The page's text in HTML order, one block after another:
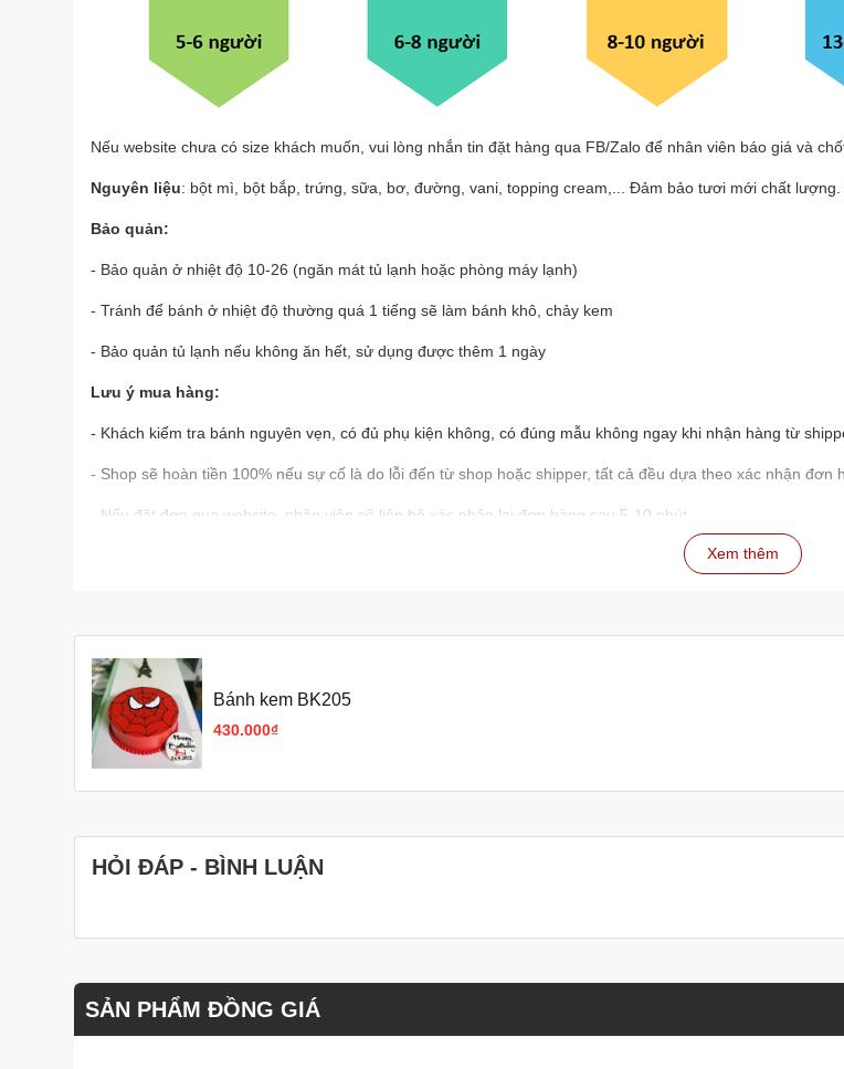
Nếu website chưa có size khách muốn, vui lòng nhắn tin đặt hàng qua FB/Zalo để nhân viên báo giá và
Nguyên liệu: bột mì, bột bắp, trứng, sữa, bơ, đường, vani, topping cream,... Đảm bảo tươi mới chất
Bảo quản:
- Bảo quản ở nhiệt độ 10-26 (ngăn mát tủ lạnh hoặc phòng máy lạnh)
- Tránh để bánh ở nhiệt độ thường quá 1 tiếng sẽ làm bánh khô, chảy kem
- Bảo quản tủ lạnh nếu không ăn hết, sử dụng được thêm 1 ngày
Lưu ý mua hàng:
- Khách kiểm tra bánh nguyên vẹn, có đủ phụ kiện không, có đúng mẫu không ngay khi nhận hàng từ
- Shop sẽ hoàn tiền 100% nếu sự cố là do lỗi đến từ shop hoặc shipper, tất cả đều dựa theo xác nhận đơn
- Nếu đặt đơn qua website, nhân viên sẽ liên hệ xác nhận lại đơn hàng sau 5-10 phút
- Khách có bất kỳ thắc mắc nào xin hãy liên hệ hotline, nhân viên sẽ hỗ trợ ngay lập tức Xem thêm
Bánh kem BK205
430.000₫
HỎI ĐÁP - BÌNH LUẬN
SẢN PHẨM ĐỒNG GIÁ